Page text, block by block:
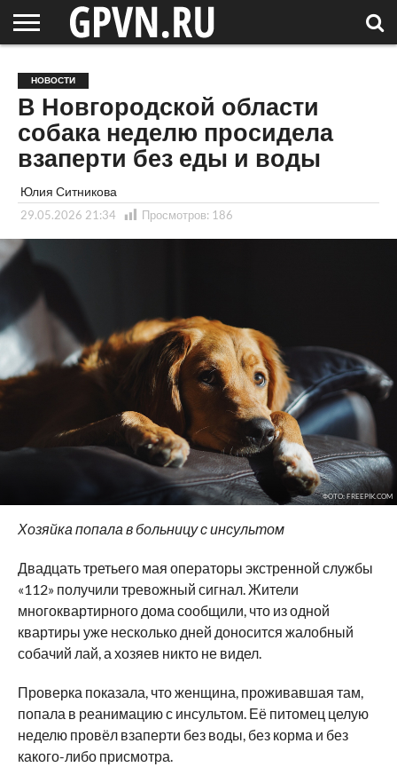
ОБЛАСТЬ
НОВОСТИ
СОСЕДЕЙ
РОССИЯ
/ МИР
СПЕЦПРОЕКТЫ
БЛОГ
СТАТЬИ
ФОТОРЕПОРТАЖИ
ИНТЕРВЬЮ
ОБЪЕКТЫ
ПОДБОРКИ
НОВОСТИ
В Новгородской области
собака неделю просидела
взаперти без еды и воды
Юлия Ситникова
29.05.2026 21:34 Просмотров: 186
ФОТО: FREEPIK.COM
Хозяйка попала в больницу с инсультом
Двадцать третьего мая операторы экстренной службы
«112» получили тревожный сигнал. Жители
многоквартирного дома сообщили, что из одной
квартиры уже несколько дней доносится жалобный
собачий лай, а хозяев никто не видел.
Проверка показала, что женщина, проживавшая там,
попала в реанимацию с инсультом. Её питомец целую
неделю провёл взаперти без воды, без корма и без
какого-либо присмотра.